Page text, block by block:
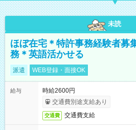
未読
ほぼ在宅＊特許事務経験者募
務＊英語活かせる
派遣 WEB登録・面接OK
給与
時給2600円
交通費別途支給あり
交通費 交通費支給